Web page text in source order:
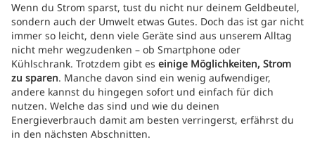
Wenn du Strom sparst, tust du nicht nur deinem Geldbeutel,
sondern auch der Umwelt etwas Gutes. Doch das ist gar nicht
immer so leicht, denn viele Geräte sind aus unserem Alltag
nicht mehr wegzudenken – ob Smartphone oder
Kühlschrank. Trotzdem gibt es einige Möglichkeiten, Strom
zu sparen. Manche davon sind ein wenig aufwendiger,
andere kannst du hingegen sofort und einfach für dich
nutzen. Welche das sind und wie du deinen
Energieverbrauch damit am besten verringerst, erfährst du
in den nächsten Abschnitten.